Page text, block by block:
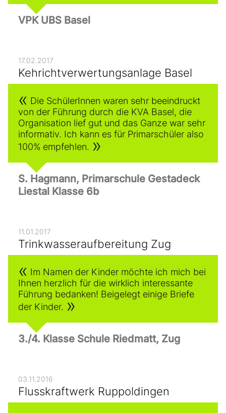
VPK UBS Basel
17.02.2017
Kehrichtverwertungsanlage Basel
Die SchülerInnen waren sehr beeindruckt
von der Führung durch die KVA Basel, die
Organisation lief gut und das Ganze war sehr
informativ. Ich kann es für Primarschüler also
100% empfehlen.
S. Hagmann, Primarschule Gestadeck
Liestal Klasse 6b
11.01.2017
Trinkwasseraufbereitung Zug
Im Namen der Kinder möchte ich mich bei
Ihnen herzlich für die wirklich interessante
Führung bedanken! Beigelegt einige Briefe
der Kinder.
3./4. Klasse Schule Riedmatt, Zug
03.11.2016
Flusskraftwerk Ruppoldingen